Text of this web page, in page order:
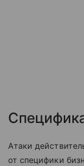
Атаки
от специфики